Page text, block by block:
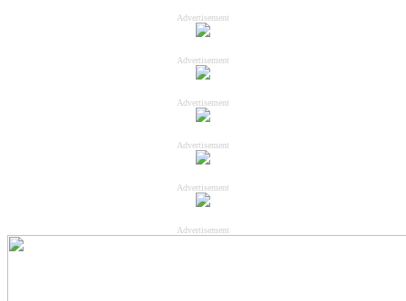
Advertisement
Advertisement
Advertisement
Advertisement
Advertisement
Advertisement